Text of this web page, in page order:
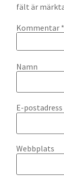
fält är
Kommentar *
Namn
E-postadress
Webbplats